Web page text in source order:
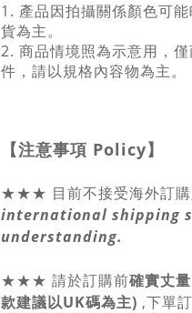
1. 產品因拍攝關係顏色可
貨為主。
2. 商品情境照為示意用，
件，請以規格內容物為主。
【注意事項 Policy】
★★★ 目前不接受海外訂購
international shipping
understanding.
★★★ 請於訂購前確實丈
款建議以UK碼為主) ,下單